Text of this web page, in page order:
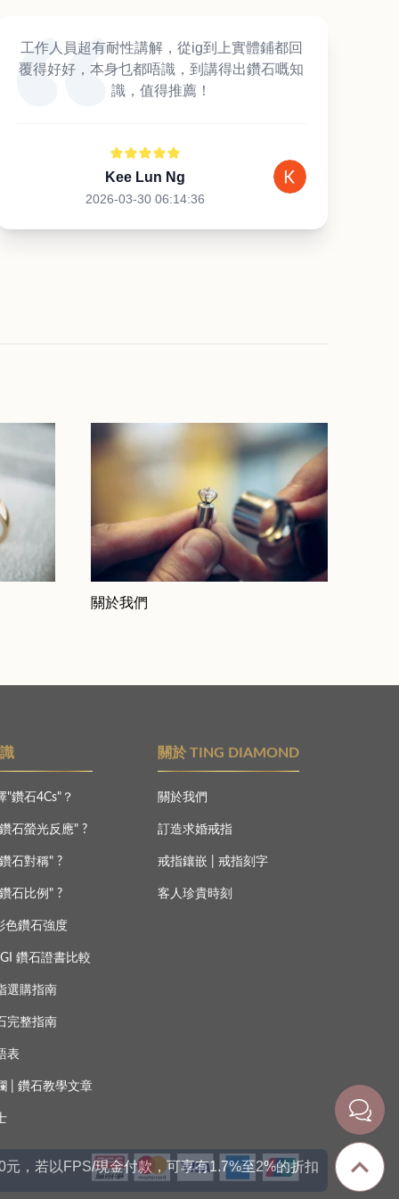
元，若以FPS/現金付款，可享有1.7%至2%的折扣
工作人員超有耐性講解，從ig到上實體鋪都回
覆得好好，本身乜都唔識，到講得出鑽石嘅知
識，值得推薦！
Kee Lun Ng
2026-03-30 06:14:36
關於我們
"鑽石4Cs"？
石螢光反應" ?
石對稱" ?
石比例" ?
色鑽石強度
鑽石證書比較
選購指南
完整指南
表
|鑽石教學文章
關於 TING DIAMOND
關於我們
訂造求婚戒指
戒指鑲嵌 | 戒指刻字
客人珍貴時刻